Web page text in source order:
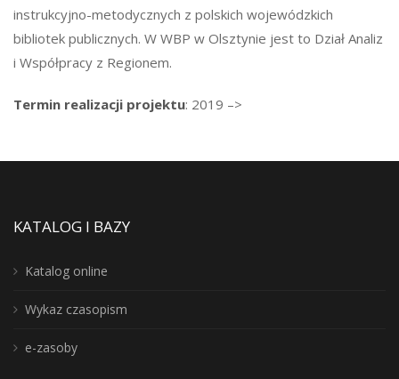
instrukcyjno-metodycznych z polskich wojewódzkich
bibliotek publicznych. W WBP w Olsztynie jest to Dział Analiz
i Współpracy z Regionem.
Termin realizacji projektu: 2019 –>
KATALOG I BAZY
Katalog online
Wykaz czasopism
e-zasoby